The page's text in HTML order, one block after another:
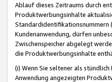
Ablauf dieses Zeitraums durch
Produktwerbungsinhalte
Standardidentifikationsnummern
Kundenanwendung, dürfen
Zwischenspeicher abgelegt
die Produktwerbungsinhalte
(i) Wenn Sie seltener als
Anwendung angezeigten